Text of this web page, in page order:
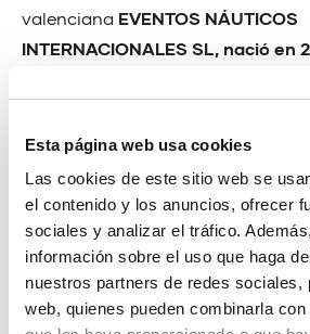
Esta página web usa cookies
Las cookies de este sitio web se
el contenido y los anuncios, ofrecer
sociales y analizar el tráfico.
información sobre el uso que haga
nuestros partners de redes sociales,
web, quienes pueden combinarla
valenciana EVENTOS NÁUTICOS
INTERNACIONALES SL, nació en
las pruebas ya celebradas, se ha
participación superior a 50
con la presencia de algunos de los
especialistas anivel nacional e